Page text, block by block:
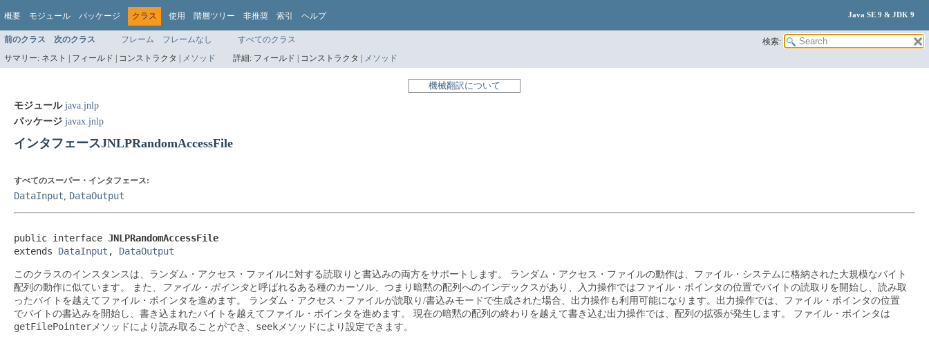
概要 モジュール パッケージ クラス 使用 階層ツリー 非推奨 索引 ヘルプ Java SE 9 & JDK 9
前のクラス 次のクラス フレーム フレームなし すべてのクラス
検索:
サマリー: ネスト | フィールド | コンストラクタ | メソッド 詳細: フィールド | コンストラクタ | メソッド
機械翻訳について
モジュール java.jnlp
パッケージ javax.jnlp
インタフェースJNLPRandomAccessFile
すべてのスーパー・インタフェース:
DataInput, DataOutput
public interface JNLPRandomAccessFile
extends DataInput , DataOutput
このクラスのインスタンスは、ランダム・アクセス・ファイルに対する読取りと書込みの両方をサポートします。
ランダム・アクセス・ファイルの動作は、ファイル・システムに格納された大規模なバイト
配列の動作に似ています。
また、 ファイル・ポインタと呼ばれるある種のカーソル、つまり暗黙の配列へのインデックスがあり、入力操作ではファイル・ポインタの位置でバイトの読取りを開始し、読み取
ったバイトを越えてファイル・ポインタを進めます。
ランダム・アクセス・ファイルが読取り/書込みモードで生成された場合、出力操作も利用可能になります。出力操作では、ファイル・ポインタの位置
でバイトの書込みを開始し、書き込まれたバイトを越えてファイル・ポインタを進めます。
現在の暗黙の配列の終わりを越えて書き込む出力操作では、配列の拡張が発生します。 ファイル・ポインタは
getFilePointerメソッドにより読み取ることができ、 seekメソッドにより設定できます。